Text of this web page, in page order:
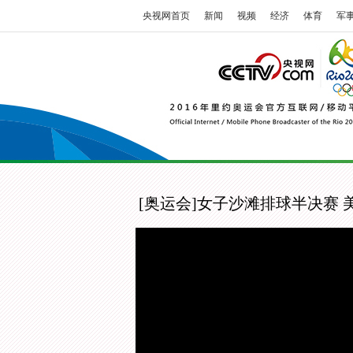
央视网首页 新闻 视频 经济 体育 军
[奥运会]女子沙滩排球半决赛